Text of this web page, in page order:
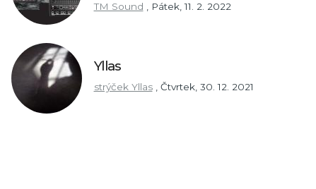
TM Sound , Pátek, 11. 2. 2022
Yllas
strýček Yllas Čtvrtek, 30. 12. 2021